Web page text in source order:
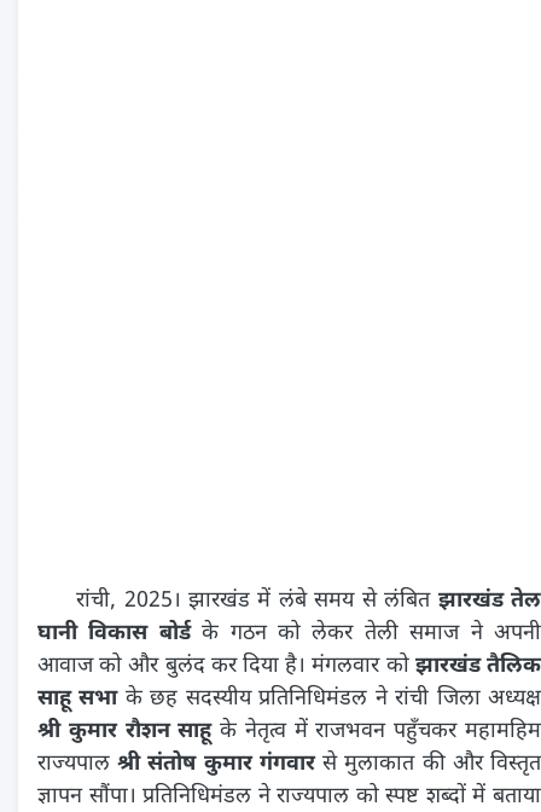
रांची, 2025। झारखंड में लंबे समय से लंबित झारखंड तेल
घानी विकास बोर्डके गठन को लेकर तेली समाज ने अपनी
आवाज को और बुलंद कर दिया है। मंगलवार को झारखंड तैलिक
साहू सभाके छह सदस्यीय प्रतिनिधिमंडल ने रांची जिला अध्यक्ष
श्री कुमार रौशन साहूके नेतृत्व में राजभवन पहुँचकर महामहिम
राज्यपालश्री संतोष कुमार गंगवारसे मुलाकात की और विस्तृत
ज्ञापन सौंपा। प्रतिनिधिमंडल ने राज्यपाल को स्पष्ट शब्दों में बताया